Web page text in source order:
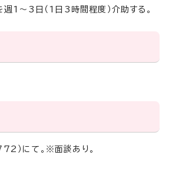
1～3日（1日3時間程度）介助する。
にて。※面談あり。